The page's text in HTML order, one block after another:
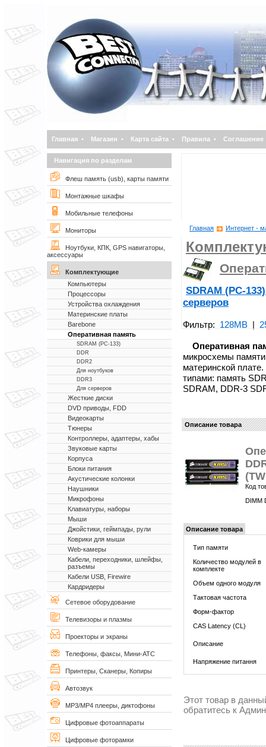
Главная • Магазин • Карта сайта • Правила • Соглашение
Навигация по разделам
Флеш память (usb), карты памяти
Монтажные шкафы
Мобильные телефоны
Мониторы
Ноутбуки, КПК, GPS навигаторы,
аксессуары
Комплектующие
Компьютеры
Процессоры
Устройства охлаждения
Материнские платы
Barebone
Оперативная память
SDRAM (PC-133)
DDR
DDR2
Для ноутбуков
DDR3
Для серверов
Жесткие диски
DVD приводы, FDD
Видеокарты
Тюнеры
Контроллеры, адаптеры, хабы
Звуковые карты
Корпуса
Блоки питания
Акустические колонки
Наушники
Микрофоны
Клавиатуры, наборы
Мыши
Джойстики, геймпады, рули
Коврики для мыши
Web-камеры
Кабели, переходники, шлейфы,
разъемы
Кабели USB, Firewire
Кардридеры
Сетевое оборудование
Телевизоры и плазмы
Проекторы и экраны
Телефоны, факсы, Мини-АТС
Принтеры, Сканеры, Копиры
Автозвук
MP3/MP4 плееры, диктофоны
Цифровые фотоаппараты
Цифровые фоторамки
Главная Интернет -
SDRAM (PC-133)
серверов
Фильтр: 128MB |
Оперативная
микросхемы
материнской
типами: память
SDRAM, DDR-3
Описание товара
Код
DIMM
Описание товара
Тип памяти
Количество модулей в
комплекте
Объем одного модуля
Тактовая частота
Форм-фактор
CAS Latency (CL)
Описание
Напряжение питання
Этот товар в
обратитесь к